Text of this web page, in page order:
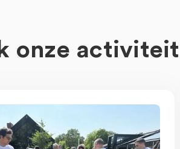
onze